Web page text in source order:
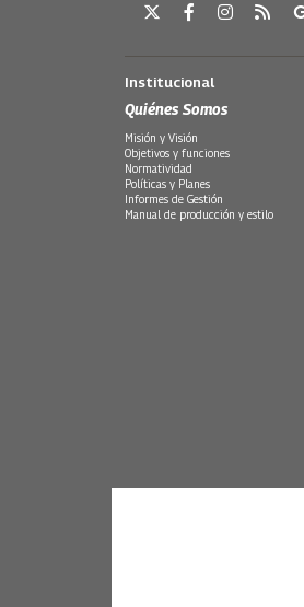
Institucional
Quiénes Somos
Misión y Visión
Objetivos y funciones
Normatividad
Políticas y Planes
Informes de Gestión
Manual de producción y estilo